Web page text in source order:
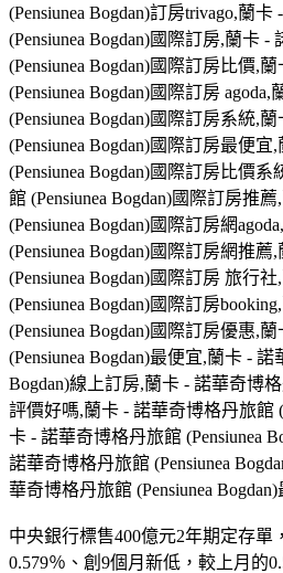
(Pensiunea Bogdan)訂房trivago,蘭
(Pensiunea Bogdan)國際訂房,蘭卡 -
(Pensiunea Bogdan)國際訂房比價,
(Pensiunea Bogdan)國際訂房
(Pensiunea Bogdan)國際訂房系統,
(Pensiunea Bogdan)國際訂房最便
(Pensiunea Bogdan)國際訂房比價
館 (Pensiunea Bogdan)國際訂房推
(Pensiunea Bogdan)國際訂房網
(Pensiunea Bogdan)國際訂房網推
(Pensiunea Bogdan)國際訂房 旅行
(Pensiunea Bogdan)國際訂房
(Pensiunea Bogdan)國際訂房優惠,
(Pensiunea Bogdan)最便宜,蘭卡 - 諾
Bogdan)線上訂房,蘭卡 - 諾華奇博格
評價好嗎,蘭卡 - 諾華奇博格丹旅館
卡 - 諾華奇博格丹旅館 (Pensiunea
諾華奇博格丹旅館 (Pensiunea
華奇博格丹旅館 (Pensiunea
中央銀行標售400億元2年期定存單
0.579％、創9個月新低，較上月的